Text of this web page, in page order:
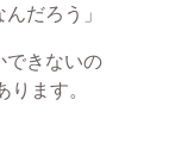
だろう」
できないの
ます。